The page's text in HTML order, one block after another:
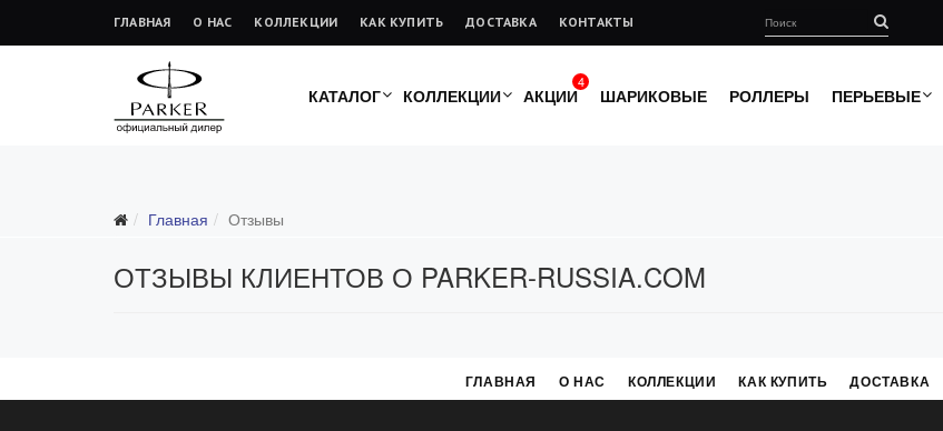
ГЛАВНАЯ О НАС КОЛЛЕКЦИИ КАК КУПИТЬ ДОСТАВКА КОНТАКТЫ
КАТАЛОГ КОЛЛЕКЦИИ
4
АКЦИИ ШАРИКОВЫЕ РОЛЛЕРЫ ПЕРЬЕВЫЕ
Главная Отзывы
ОТЗЫВЫ КЛИЕНТОВ О PARKER-RUSSIA.COM
ГЛАВНАЯ О НАС КОЛЛЕКЦИИ КАК КУПИТЬ ДОСТАВКА